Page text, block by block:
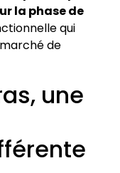
la phase de
qui
de
une